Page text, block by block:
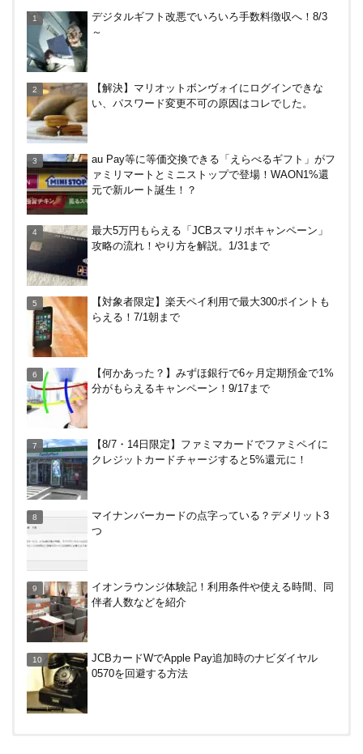
らえる！7/1朝まで
トリ、ビックカメラなど。～7/31
日特典を駆使して節約しよう
札内と改札外の違いなど
分がもらえるキャンペーン！9/17まで
伴者人数などを紹介
後の対応、仕上がり時間などまとめ
どこ？雨でもやる？料金は？
で。10/30まで
が可能に！月末のみ残高200万円必要。1/1～
デジタルギフト改悪でいろいろ手数料徴収へ！8/3
～
【解決】マリオットボンヴォイにログインできな
い、パスワード変更不可の原因はコレでした。
au Pay等に等価交換できる「えらべるギフト」がフ
ァミリマートとミニストップで登場！WAON1%還
元で新ルート誕生！？
最大5万円もらえる「JCBスマリボキャンペーン」
攻略の流れ！やり方を解説。1/31まで
【対象者限定】楽天ペイ利用で最大300ポイントも
らえる！7/1朝まで
【何かあった？】みずほ銀行で6ヶ月定期預金で1%
分がもらえるキャンペーン！9/17まで
【8/7・14日限定】ファミマカードでファミペイに
クレジットカードチャージすると5%還元に！
マイナンバーカードの点字っている？デメリット3
つ
イオンラウンジ体験記！利用条件や使える時間、同
伴者人数などを紹介
JCBカードWでApple Pay追加時のナビダイヤル
0570を回避する方法